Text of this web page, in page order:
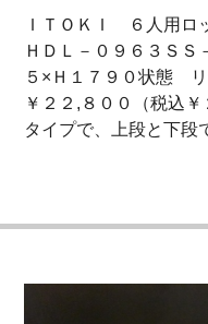
ＩＴＯＫＩ ６人用
ＨＤＬ－０９６３Ｓ
５×Ｈ１７９０状態
￥２２,８００（税込
タイプで、上段と下段